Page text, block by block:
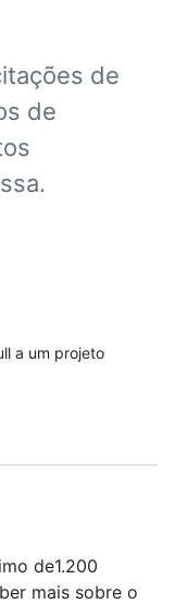
de
de
a um projeto
de1.200
mais sobre o